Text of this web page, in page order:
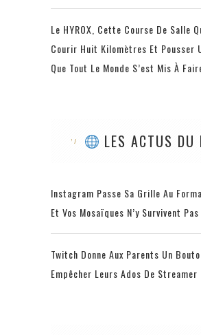
Le HYROX, Cette Course De Salle
Courir Huit Kilomètres Et Pousser
Que Tout Le Monde S’est Mis À
LES ACTUS DU
Instagram Passe Sa Grille Au
Et Vos Mosaïques N’y Survivent Pas
Twitch Donne Aux Parents Un
Empêcher Leurs Ados De Streamer